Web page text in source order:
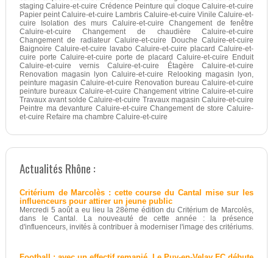
staging Caluire-et-cuire Crédence Peinture qui cloque Caluire-et-cuire
Papier peint Caluire-et-cuire Lambris Caluire-et-cuire Vinile Caluire-et-
cuire Isolation des murs Caluire-et-cuire Changement de fenêtre
Caluire-et-cuire Changement de chaudière Caluire-et-cuire
Changement de radiateur Caluire-et-cuire Douche Caluire-et-cuire
Baignoire Caluire-et-cuire lavabo Caluire-et-cuire placard Caluire-et-
cuire porte Caluire-et-cuire porte de placard Caluire-et-cuire Enduit
Caluire-et-cuire vernis Caluire-et-cuire Étagère Caluire-et-cuire
Renovation magasin lyon Caluire-et-cuire Relooking magasin lyon,
peinture magasin Caluire-et-cuire Renovation bureau Caluire-et-cuire
peinture bureaux Caluire-et-cuire Changement vitrine Caluire-et-cuire
Travaux avant solde Caluire-et-cuire Travaux magasin Caluire-et-cuire
Peintre ma devanture Caluire-et-cuire Changement de store Caluire-
et-cuire Refaire ma chambre Caluire-et-cuire
Actualités Rhône :
Critérium de Marcolès : cette course du Cantal mise sur les
influenceurs pour attirer un jeune public
Mercredi 5 août a eu lieu la 28ème édition du Critérium de Marcolès,
dans le Cantal. La nouveauté de cette année : la présence
d'influenceurs, invités à contribuer à moderniser l'image des critériums.